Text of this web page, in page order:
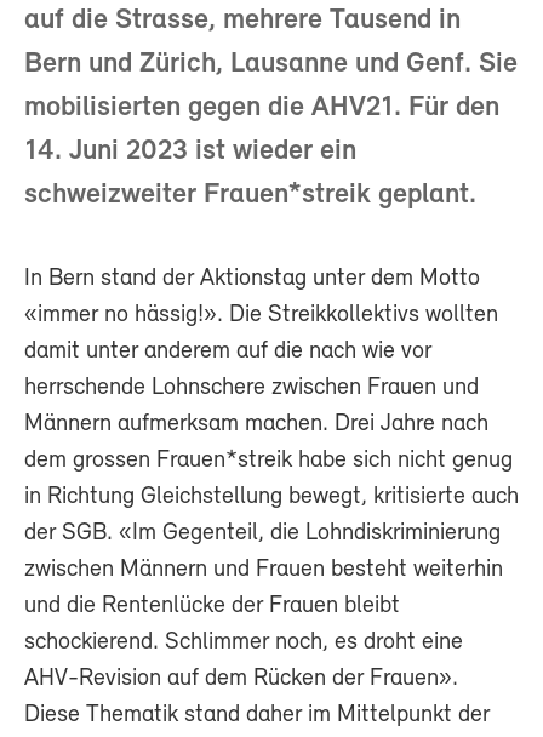
auf die Strasse, mehrere Tausend in
Bern und Zürich, Lausanne und Genf. Sie
mobilisierten gegen die AHV21. Für den
14. Juni 2023 ist wieder ein
schweizweiter Frauen*streik geplant.
In Bern stand der Aktionstag unter dem Motto
«immer no hässig!». Die Streikkollektivs wollten
damit unter anderem auf die nach wie vor
herrschende Lohnschere zwischen Frauen und
Männern aufmerksam machen. Drei Jahre nach
dem grossen Frauen*streik habe sich nicht genug
in Richtung Gleichstellung bewegt, kritisierte auch
der SGB. «Im Gegenteil, die Lohndiskriminierung
zwischen Männern und Frauen besteht weiterhin
und die Rentenlücke der Frauen bleibt
schockierend. Schlimmer noch, es droht eine
AHV-Revision auf dem Rücken der Frauen».
Diese Thematik stand daher im Mittelpunkt der